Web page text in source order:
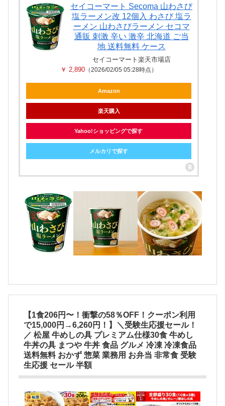
セイコーマート Secoma 山わさび
塩ラーメン改 12個入 わさび 塩ラ
ーメン 山わさびラーメン セコマ
通販 刺激 辛い 激辛 北海道 ご当
地 送料無料 ケース
セイコーマート楽天市場店
￥ 2,890 （2026/02/05 05:28時点）
Amazon
楽天購入
Yahoo!ショッピングで探す
メルカリで探す
【1食206円〜！衝撃の58％OFF！クーポン利用
で15,000円→6,260円！】＼受験生応援セール！
／ 松屋 牛めしの具 プレミアム仕様30食 牛めし
牛丼の具 まつや 牛丼 食品 グルメ 冷凍 冷凍食品
送料無料 おかず 惣菜 業務用 お弁当 非常食 受験
生応援 セール 半額